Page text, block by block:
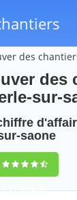
des
des
sur-
saone
9,5(100%)49